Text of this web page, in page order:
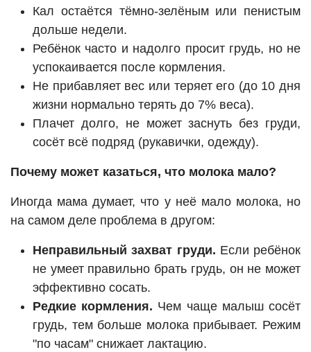
Кал остаётся тёмно-зелёным или пенистым
дольше недели.
Ребёнок часто и надолго просит грудь, но не
успокаивается после кормления.
Не прибавляет вес или теряет его (до 10 дня
жизни нормально терять до 7% веса).
Плачет долго, не может заснуть без груди,
сосёт всё подряд (рукавички, одежду).
Почему может казаться, что молока мало?
Иногда мама думает, что у неё мало молока, но
на самом деле проблема в другом:
Неправильный захват груди. Если ребёнок
не умеет правильно брать грудь, он не может
эффективно сосать.
Редкие кормления. Чем чаще малыш сосёт
грудь, тем больше молока прибывает. Режим
"по часам" снижает лактацию.